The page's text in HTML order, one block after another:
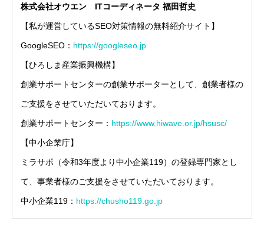
株式会社オウエン ITコーディネータ 福田哲史
【私が運営しているSEO対策情報の無料紹介サイト】
GoogleSEO： https://googleseo.jp
【ひろしま産業振興機構】
創業サポートセンターの創業サポーターとして、創業者様の
ご支援をさせていただいております。
創業サポートセンター： https://www.hiwave.or.jp/hsusc/
【中小企業庁】
ミラサポ（令和3年度より中小企業119）の登録専門家とし
て、事業者様のご支援をさせていただいております。
中小企業119： https://chusho119.go.jp